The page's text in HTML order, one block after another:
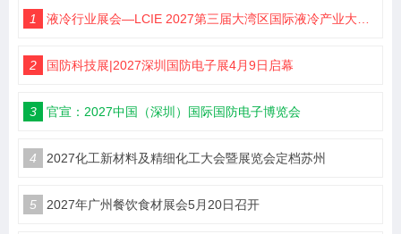
1 液冷行业展会—LCIE 2027第三届大湾区国际液冷产业大会暨展览会（深圳）
2 国防科技展|2027深圳国防电子展4月9日启幕
3 官宣：2027中国（深圳）国际国防电子博览会
4 2027化工新材料及精细化工大会暨展览会定档苏州
5 2027年广州餐饮食材展会5月20日召开